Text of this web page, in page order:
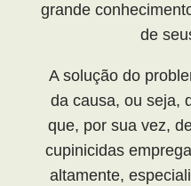
grande
de
A solução do
da causa, ou seja,
que, por sua vez,
cupinicidas
altamente,